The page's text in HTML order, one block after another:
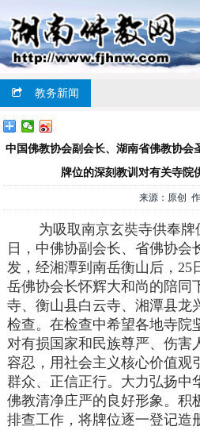
教务新闻
中国佛教协会副会长、湖南省佛教协会
牌位的深刻教训对有关寺院
来源：原创 作
为吸取南京玄奘寺供奉牌
日，中佛协副会长、省佛协会
发，经湘潭到南岳衡山后，25
岳佛协会长怀辉大和尚的陪同
寺、衡山县白云寺、湘潭县龙
检查。在检查中希望各地寺院
对有损国家和民族尊严、伤害
容忍，用社会主义核心价值观
群众、正信正行。大力弘扬中
佛教清净庄严的良好形象。积
排查工作，将牌位逐一登记造